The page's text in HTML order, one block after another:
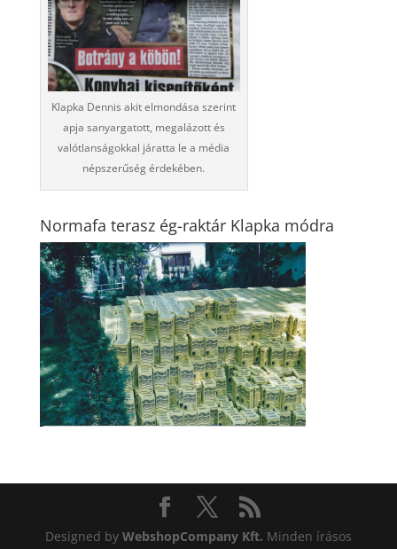
Klapka Dennis akit elmondása szerint
apja sanyargatott, megalázott és
valótlanságokkal járatta le a média
népszerűség érdekében.
Normafa terasz ég-raktár Klapka módra
Designed by WebshopCompany Kft. Minden írásos